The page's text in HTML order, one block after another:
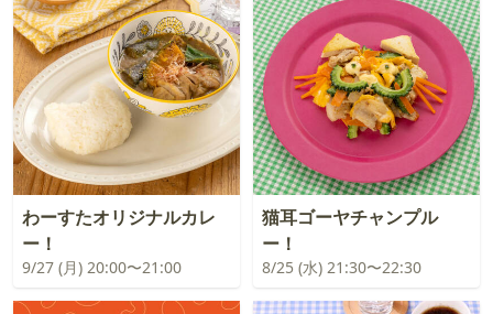
わーすたオリジナルカレ
ー！
9/27 (月) 20:00〜21:00
猫耳ゴーヤチャンプル
ー！
8/25 (水) 21:30〜22:30